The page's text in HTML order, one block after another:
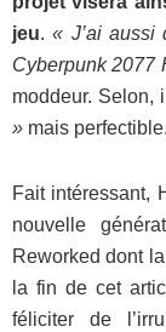
jeu.« J’ai aussi
Cyberpunk 2077
moddeur. Selon,
» mais
Fait intéressant,
nouvelle
Reworked dont
la fin de cet
féliciter de